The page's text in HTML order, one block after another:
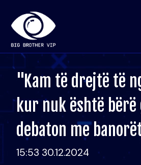
"Kam të drejtë të
kur nuk është
debaton me
15:53 30.12.2024